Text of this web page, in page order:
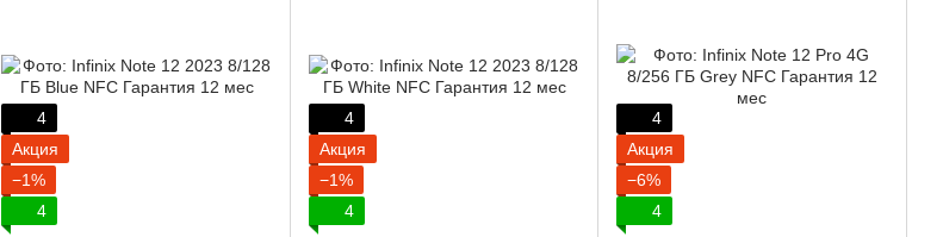
4
Акция
−1%
4
4
Акция
−1%
4
4
Акция
−6%
4